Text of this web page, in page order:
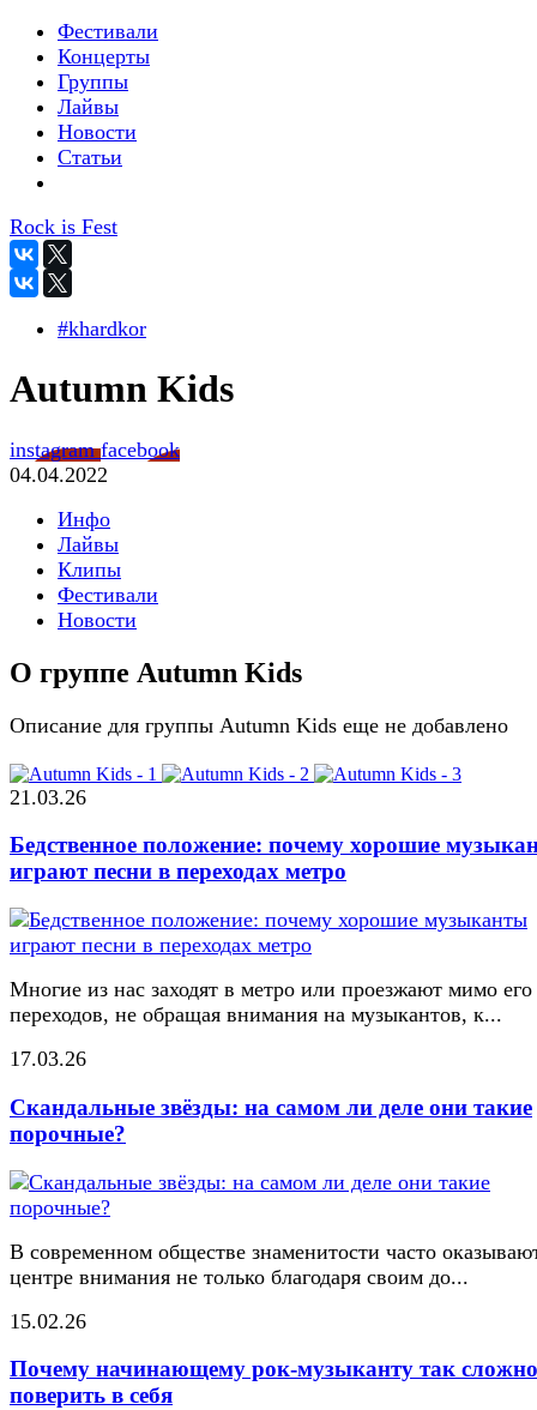
Фестивали
Концерты
Группы
Лайвы
Новости
Статьи
Rock is Fest
#khardkor
Autumn Kids
instagramfacebook
04.04.2022
Инфо
Лайвы
Клипы
Фестивали
Новости
О группе Autumn Kids
Описание для группы Autumn Kids еще не добавлено
21.03.26
Бедственное положение: почему хорошие
играют песни в переходах метро
Многие из нас заходят в метро или проезжают мимо его
переходов, не обращая внимания на музыкантов, к...
17.03.26
Скандальные звёзды: на самом ли деле они такие
порочные?
В современном обществе знаменитости часто
центре внимания не только благодаря своим до...
15.02.26
Почему начинающему рок-музыканту так сложно
поверить в себя